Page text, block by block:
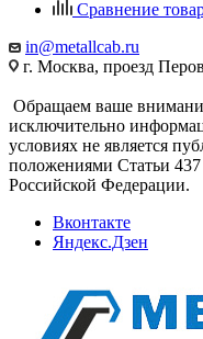
Сравнение
in@metallcab.ru
г. Москва, проезд
Обращаем ваше
исключительно
условиях не является
положениями Статьи 437
Российской Федерации.
Вконтакте
Яндекс.Дзен